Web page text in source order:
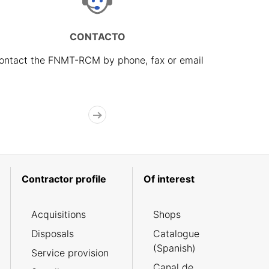
CONTACTO
the FNMT-RCM by phone, fax or email
Contractor profile
Acquisitions
Disposals
Service provision
Of interest
Shops
Catalogue
(Spanish)